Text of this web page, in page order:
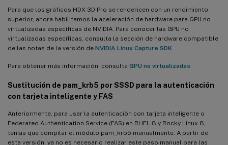
Para que los gráficos HDX 3D Pro se rendericen con un rendimiento
superior, ahora habilitamos la aceleración de hardware para GPU no
virtualizadas específicas de NVIDIA. Para conocer las GPU no
virtualizadas específicas, consulta la sección de hardware compatible
de las notas de la versión de NVIDIA Linux Capture SDK
Para obtener más información, consulta GPU no virtualizadas
Sustitución de pam_krb5 por SSSD para la autenticación
con tarjeta inteligente y FAS
Anteriormente, para usar la autenticación con tarjeta inteligente o
Federated Authentication Service (FAS) en RHEL 8 y Rocky Linux 8,
tenías que compilar el módulo pam_krb5 manualmente. A partir de
esta versión, ya no es necesario realizar este paso manual para las